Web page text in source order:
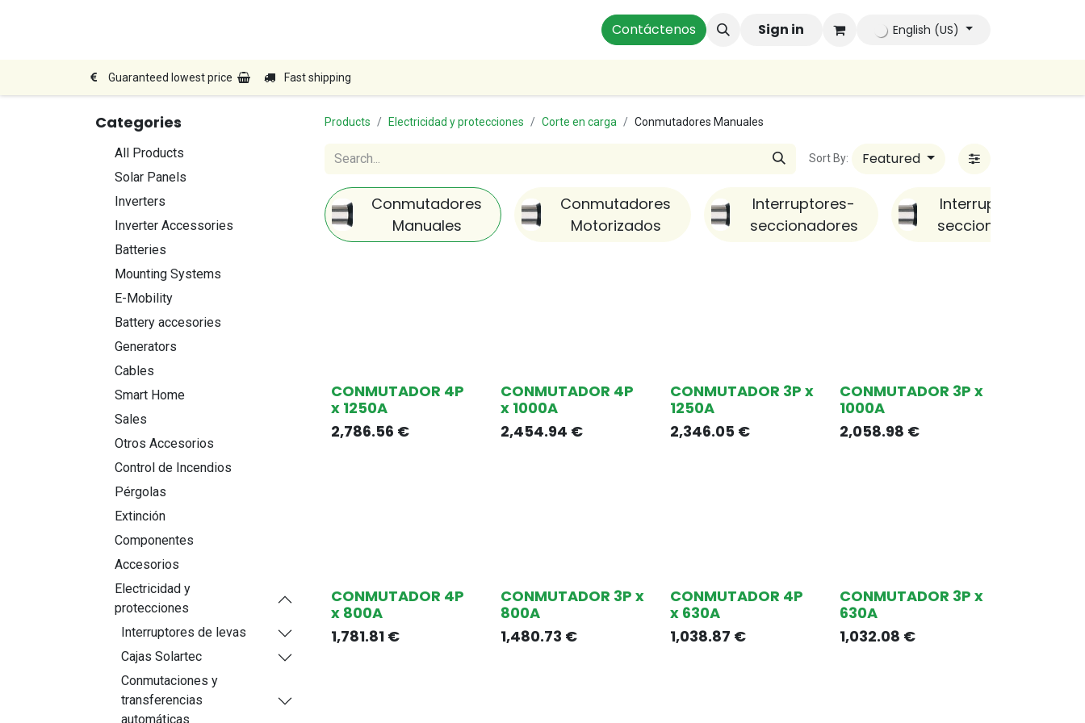
Profesionales Our Brands Company Contact us Autoconsumo
Contáctenos Sign in English (US)
Guaranteed lowest price Fast shipping
Categories
All Products
Solar Panels
Inverters
Inverter Accessories
Batteries
Mounting Systems
E-Mobility
Battery accesories
Generators
Cables
Smart Home
Sales
Otros Accesorios
Control de Incendios
Pérgolas
Extinción
Componentes
Accesorios
Electricidad y
protecciones
Interruptores de levas
Cajas Solartec
Conmutaciones y
transferencias
automáticas
Products Electricidad y protecciones Corte en carga Conmutadores Manuales
Sort By: Featured
Conmutadores
Manuales
Conmutadores
Motorizados
Interruptores-
seccionadores
Interruptores-
seccionadores
CONMUTADOR 4P
x 1250A
2,786.56 €
CONMUTADOR 4P
x 1000A
2,454.94 €
CONMUTADOR 3P x
1250A
2,346.05 €
CONMUTADOR 3P x
1000A
2,058.98 €
CONMUTADOR 4P
x 800A
1,781.81 €
CONMUTADOR 3P x
800A
1,480.73 €
CONMUTADOR 4P
x 630A
1,038.87 €
CONMUTADOR 3P x
630A
1,032.08 €